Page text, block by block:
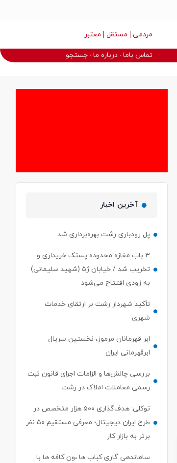
مردمی مستقل معتبر
تماس باما درباره ما جستجو
آخرین اخبار
پل رودباری رشت بهره‌برداری شد
۳ باب مغازه محدوده پستک خریداری و
تخریب شد / خیابان ژ۵ (شهید سلیمانی)
به زودی افتتاح می‌شود
تأکید شهردار رشت بر ارتقای خدمات
شهری
ابر قهرمانان مرموز، نخستین سریال
ابرقهرمانی ایران
بررسی چالش‌ها و الزامات اجرای قانون ثبت
رسمی معاملات املاک در رشت
توکلی: هدف‌گذاری ۵۰۰ هزار متخصص در
طرح ایران دیجیتال؛ معرفی مستقیم ۵۰ نفر
برتر به بازار کار
ساماندهی گاری کباب ها ،ون کافه ها با